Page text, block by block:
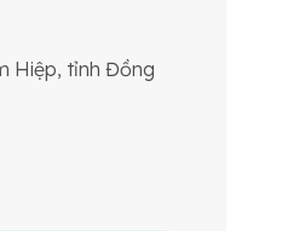
Hiệp, tỉnh Đồng